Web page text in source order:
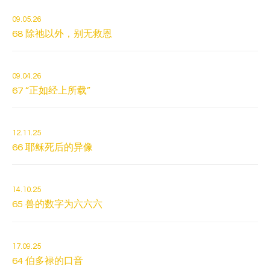
09.05.26
68 除祂以外，别无救恩
09.04.26
67 “正如经上所载”
12.11.25
66 耶稣死后的异像
14.10.25
65 兽的数字为六六六
17.09.25
64 伯多禄的口音